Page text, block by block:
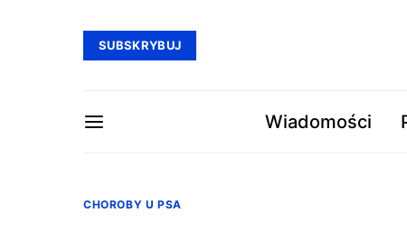
SUBSKRYBUJ
Wiadomości
CHOROBY U PSA